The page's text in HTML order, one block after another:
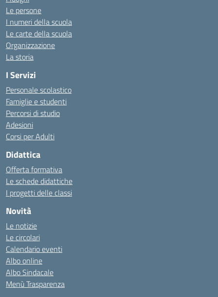
Le persone
I numeri della scuola
Le carte della scuola
Organizzazione
La storia
I Servizi
Personale scolastico
Famiglie e studenti
Percorsi di studio
Adesioni
Corsi per Adulti
Didattica
Offerta formativa
Le schede didattiche
I progetti delle classi
Novità
Le notizie
Le circolari
Calendario eventi
Albo online
Albo Sindacale
Menù Trasparenza